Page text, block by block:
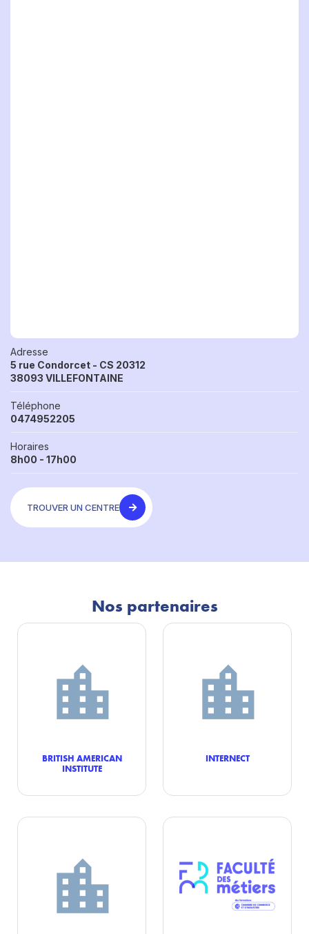
Adresse
5 rue Condorcet - CS 20312
38093 VILLEFONTAINE
Téléphone
0474952205
Horaires
8h00 - 17h00
TROUVER UN CENTRE
Nos partenaires
BRITISH AMERICAN
INSTITUTE
INTERNECT